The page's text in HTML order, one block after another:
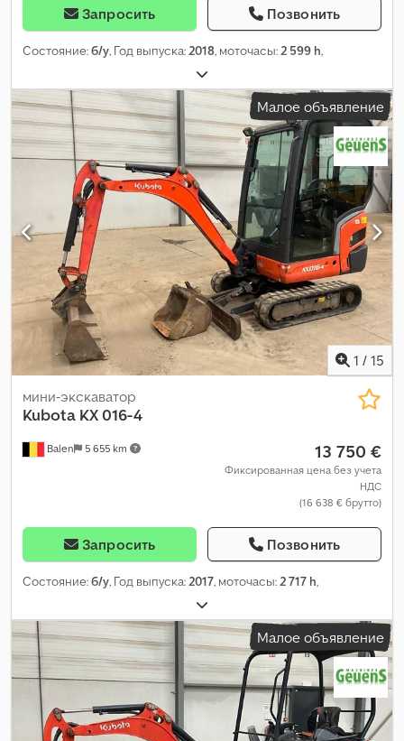
Запросить Позвонить
Состояние:б/у, Год выпуска: 2018, моточасы: 2 599 h,
Малое объявление
1 / 15
Balen 5 655 km
мини-экскаватор
Kubota KX 016-4
13 750 €
Фиксированная цена без учета
НДС
(16 638 € брутто)
Запросить Позвонить
Состояние:б/у, Год выпуска:2017, моточасы:2 717 h,
Малое объявление